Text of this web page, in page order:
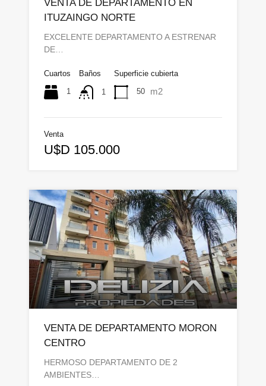
VENTA DE DEPARTAMENTO EN
ITUZAINGO NORTE
EXCELENTE DEPARTAMENTO A ESTRENAR
DE…
Cuartos
1
Baños
1
Superficie cubierta
50 m2
Venta
U$D 105.000
VENTA DE DEPARTAMENTO MORON
CENTRO
HERMOSO DEPARTAMENTO DE 2
AMBIENTES…